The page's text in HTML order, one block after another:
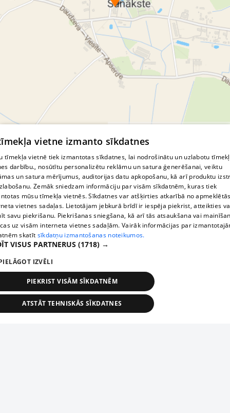
© MapTiler© OpenStreetMap contributors
vietne izmanto sīkdatnes
tīmekļa vietnē tiek izmantotas sīkdatnes, lai nodrošinātu un uzlabotu
darbību., nosūtītu personalizētu reklāmu un satura ģenerēšanai, veiktu
un satura mērījumus, auditorijas datu apkopošanu, kā arī produktu
Zemāk sniedzam informāciju par visām sīkdatnēm, kuras tiek
mūsu tīmekļa vietnēs. Sīkdatnes var atšķirties atkarībā no
vietnes sadaļas. Lietotājam jebkurā brīdī ir iespēja piekrist, atteikties
savu piekrišanu. Piekrišanas sniegšana, kā arī tās atsaukšana vai
uz visām interneta vietnes sadaļām. Vairāk informācijas par
skatīt sīkdatņu izmantošanas noteikumos.
VISUS PARTNERUS (1718) →
IZVĒLI
PIEKRIST VISĀM SĪKDATNĒM
ATSTĀT TEHNISKĀS SĪKDATNES